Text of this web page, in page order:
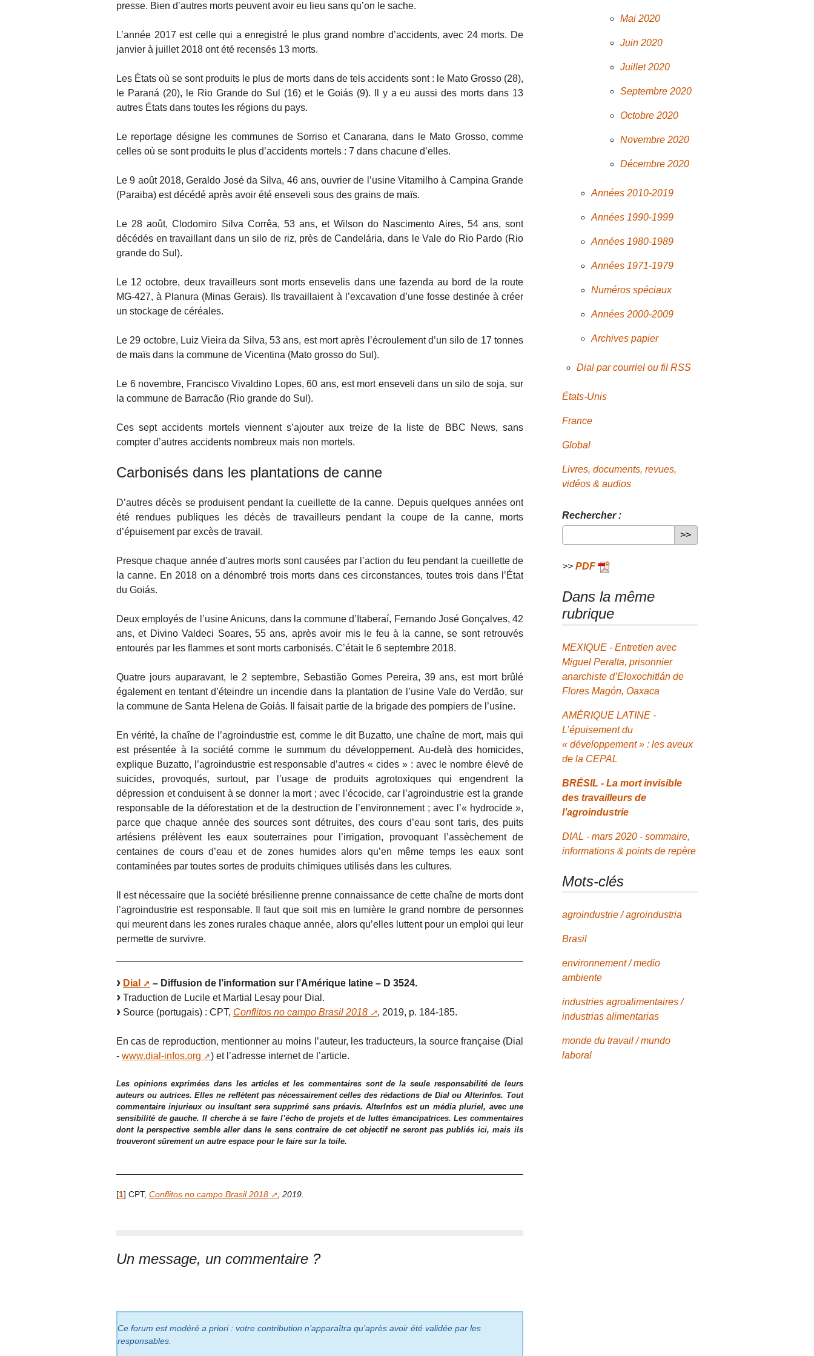
presse. Bien d’autres morts peuvent avoir eu lieu sans qu’on le sache.
L’année 2017 est celle qui a enregistré le plus grand nombre d’accidents, avec 24 morts. De
janvier à juillet 2018 ont été recensés 13 morts.
Les États où se sont produits le plus de morts dans de tels accidents sont : le Mato Grosso (28),
le Paraná (20), le Rio Grande do Sul (16) et le Goiás (9). Il y a eu aussi des morts dans 13
autres États dans toutes les régions du pays.
Le reportage désigne les communes de Sorriso et Canarana, dans le Mato Grosso, comme
celles où se sont produits le plus d’accidents mortels : 7 dans chacune d’elles.
Le 9 août 2018, Geraldo José da Silva, 46 ans, ouvrier de l’usine Vitamilho à Campina Grande
(Paraiba) est décédé après avoir été enseveli sous des grains de maïs.
Le 28 août, Clodomiro Silva Corrêa, 53 ans, et Wilson do Nascimento Aires, 54 ans, sont
décédés en travaillant dans un silo de riz, près de Candelária, dans le Vale do Rio Pardo (Rio
grande do Sul).
Le 12 octobre, deux travailleurs sont morts ensevelis dans une fazenda au bord de la route
MG-427, à Planura (Minas Gerais). Ils travaillaient à l’excavation d’une fosse destinée à créer
un stockage de céréales.
Le 29 octobre, Luiz Vieira da Silva, 53 ans, est mort après l’écroulement d’un silo de 17 tonnes
de maïs dans la commune de Vicentina (Mato grosso do Sul).
Le 6 novembre, Francisco Vivaldino Lopes, 60 ans, est mort enseveli dans un silo de soja, sur
la commune de Barracão (Rio grande do Sul).
Ces sept accidents mortels viennent s’ajouter aux treize de la liste de BBC News, sans
compter d’autres accidents nombreux mais non mortels.
Carbonisés dans les plantations de canne
D’autres décès se produisent pendant la cueillette de la canne. Depuis quelques années ont
été rendues publiques les décès de travailleurs pendant la coupe de la canne, morts
d’épuisement par excès de travail.
Presque chaque année d’autres morts sont causées par l’action du feu pendant la cueillette de
la canne. En 2018 on a dénombré trois morts dans ces circonstances, toutes trois dans l’État
du Goiás.
Deux employés de l’usine Anicuns, dans la commune d’Itaberaí, Fernando José Gonçalves, 42
ans, et Divino Valdeci Soares, 55 ans, après avoir mis le feu à la canne, se sont retrouvés
entourés par les flammes et sont morts carbonisés. C’était le 6 septembre 2018.
Quatre jours auparavant, le 2 septembre, Sebastião Gomes Pereira, 39 ans, est mort brûlé
également en tentant d’éteindre un incendie dans la plantation de l’usine Vale do Verdão, sur
la commune de Santa Helena de Goiás. Il faisait partie de la brigade des pompiers de l’usine.
En vérité, la chaîne de l’agroindustrie est, comme le dit Buzatto, une chaîne de mort, mais qui
est présentée à la société comme le summum du développement. Au-delà des homicides,
explique Buzatto, l’agroindustrie est responsable d’autres « cides » : avec le nombre élevé de
suicides, provoqués, surtout, par l’usage de produits agrotoxiques qui engendrent la
dépression et conduisent à se donner la mort ; avec l’écocide, car l’agroindustrie est la grande
responsable de la déforestation et de la destruction de l’environnement ; avec l’« hydrocide »,
parce que chaque année des sources sont détruites, des cours d’eau sont taris, des puits
artésiens prélèvent les eaux souterraines pour l’irrigation, provoquant l’assèchement de
centaines de cours d’eau et de zones humides alors qu’en même temps les eaux sont
contaminées par toutes sortes de produits chimiques utilisés dans les cultures.
Il est nécessaire que la société brésilienne prenne connaissance de cette chaîne de morts dont
l’agroindustrie est responsable. Il faut que soit mis en lumière le grand nombre de personnes
qui meurent dans les zones rurales chaque année, alors qu’elles luttent pour un emploi qui leur
permette de survivre.
Dial
– Diffusion de l’information sur l’Amérique latine – D 3524.
Traduction de Lucile et Martial Lesay pour Dial.
Source (portugais) : CPT, Conflitos no campo Brasil 2018 , 2019, p. 184-185.
En cas de reproduction, mentionner au moins l’auteur, les traducteurs, la source française (Dial
- www.dial-infos.org ) et l’adresse internet de l’article.
Les opinions exprimées dans les articles et les commentaires sont de la seule responsabilité de leurs
auteurs ou autrices. Elles ne reflètent pas nécessairement celles des rédactions de Dial ou Alterinfos. Tout
commentaire injurieux ou insultant sera supprimé sans préavis. AlterInfos est un média pluriel, avec une
sensibilité de gauche. Il cherche à se faire l’écho de projets et de luttes émancipatrices. Les commentaires
dont la perspective semble aller dans le sens contraire de cet objectif ne seront pas publiés ici, mais ils
trouveront sûrement un autre espace pour le faire sur la toile.
[1] CPT, Conflitos no campo Brasil 2018 , 2019.
Un message, un commentaire ?
Ce forum est modéré a priori : votre contribution n’apparaîtra qu’après avoir été validée par les
responsables.
Mai 2020
Juin 2020
Juillet 2020
Septembre 2020
Octobre 2020
Novembre 2020
Décembre 2020
Années 2010-2019
Années 1990-1999
Années 1980-1989
Années 1971-1979
Numéros spéciaux
Années 2000-2009
Archives papier
Dial par courriel ou fil RSS
États-Unis
France
Global
Livres, documents, revues,
vidéos & audios
Rechercher :
>>PDF
Dans la même
rubrique
MEXIQUE - Entretien avec
Miguel Peralta, prisonnier
anarchiste d’Eloxochitlán de
Flores Magón, Oaxaca
AMÉRIQUE LATINE -
L’épuisement du
« développement » : les aveux
de la CEPAL
BRÉSIL - La mort invisible
des travailleurs de
l’agroindustrie
DIAL - mars 2020 - sommaire,
informations & points de repère
Mots-clés
agroindustrie / agroindustria
Brasil
environnement / medio
ambiente
industries agroalimentaires /
industrias alimentarias
monde du travail / mundo
laboral